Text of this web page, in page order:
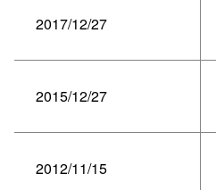
2017/12/27
2015/12/27
2012/11/15